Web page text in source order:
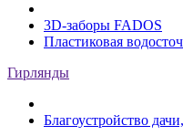
3D-заборы FADOS
Пластиковая
Гирлянды
Благоустройство